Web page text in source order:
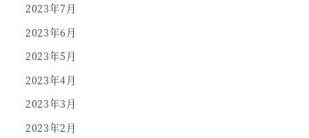
2023年7月
2023年6月
2023年5月
2023年4月
2023年3月
2023年2月